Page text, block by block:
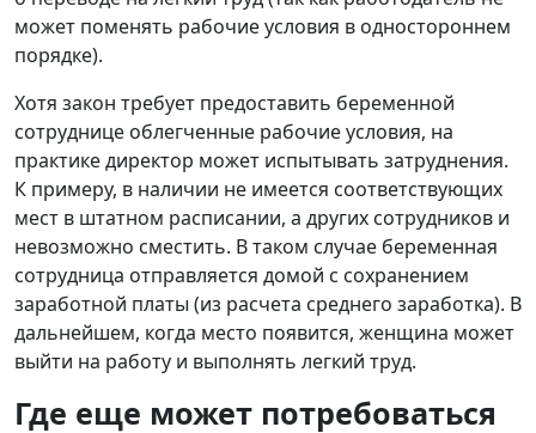
может поменять рабочие условия в одностороннем
порядке).
Хотя закон требует предоставить беременной
сотруднице облегченные рабочие условия, на
практике директор может испытывать затруднения.
К примеру, в наличии не имеется соответствующих
мест в штатном расписании, а других сотрудников и
невозможно сместить. В таком случае беременная
сотрудница отправляется домой с сохранением
заработной платы (из расчета среднего заработка). В
дальнейшем, когда место появится, женщина может
выйти на работу и выполнять легкий труд.
Где еще может потребоваться